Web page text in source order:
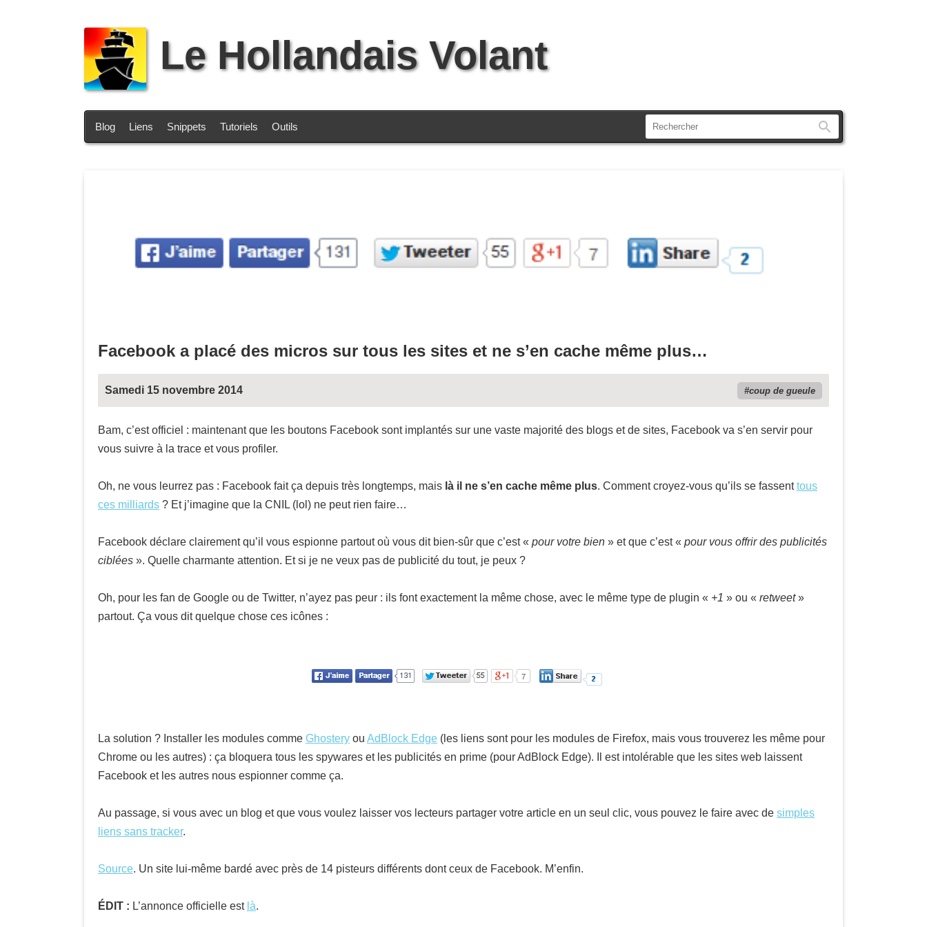
Le Hollandais Volant
Blog Liens Snippets Tutoriels Outils
Facebook a placé des micros sur tous les sites et ne s’en cache même plus…
Samedi 15 novembre 2014 coup de gueule
Bam, c’est officiel : maintenant que les boutons Facebook sont implantés sur une vaste majorité des blogs et de sites, Facebook va s’en servir pour
vous suivre à la trace et vous profiler.
Oh, ne vous leurrez pas : Facebook fait ça depuis très longtemps, mais là il ne s’en cache même plus. Comment croyez-vous qu’ils se fassenttous
ces milliards ? Et j’imagine que la CNIL (lol) ne peut rien faire…
Facebook déclare clairement qu’il vous espionne partout où vous dit bien-sûr que c’est « pour votre bien » et que c’est « pour vous offrir des publicités
ciblées ». Quelle charmante attention. Et si je ne veux pas de publicité du tout, je peux ?
Oh, pour les fan de Google ou de Twitter, n’ayez pas peur : ils font exactement la même chose, avec le même type de plugin « +1 » ou « retweet»
partout. Ça vous dit quelque chose ces icônes :
La solution ? Installer les modules comme Ghostery ou AdBlock Edge (les liens sont pour les modules de Firefox, mais vous trouverez les même pour
Chrome ou les autres) : ça bloquera tous les spywares et les publicités en prime (pour AdBlock Edge). Il est intolérable que les sites web laissent
Facebook et les autres nous espionner comme ça.
Au passage, si vous avec un blog et que vous voulez laisser vos lecteurs partager votre article en un seul clic, vous pouvez le faire avec de simples
liens sans tracker.
Source. Un site lui-même bardé avec près de 14 pisteurs différents dont ceux de Facebook. M’enfin.
ÉDIT : L’annonce officielle est là.